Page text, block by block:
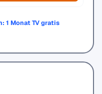
1 Monat TV gratis